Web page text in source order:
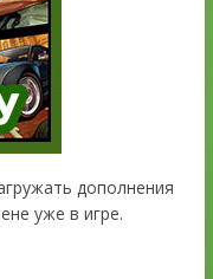
дополнения
уже в игре.